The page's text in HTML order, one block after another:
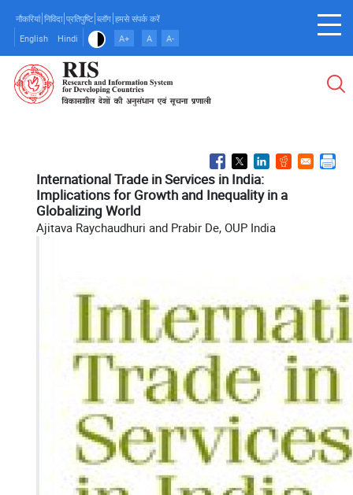
main
content
नौकरियां निविदा प्रतिपुष्टि ब्लॉग हमसे संपर्क करें
English
Hindi A+ A A-
International Trade in Services in India:
Implications for Growth and Inequality in a
Globalizing World
Ajitava Raychaudhuri and Prabir De, OUP India